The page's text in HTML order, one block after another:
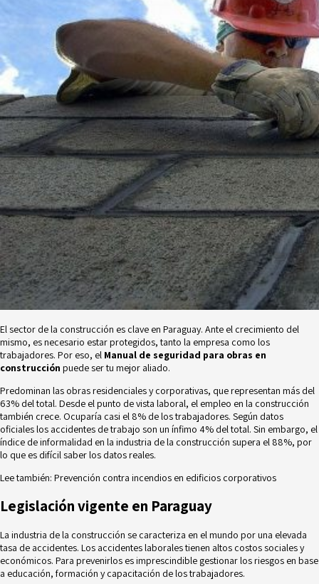
Contacto
Área de clientes
El sector de la construcción es clave en Paraguay. Ante el crecimiento del
mismo, es necesario estar protegidos, tanto la empresa como los
trabajadores. Por eso, el Manual de seguridad para obras en
construcción puede ser tu mejor aliado.
Predominan las obras residenciales y corporativas, que representan más del
63% del total. Desde el punto de vista laboral, el empleo en la construcción
también crece. Ocuparía casi el 8% de los trabajadores. Según datos
oficiales los accidentes de trabajo son un ínfimo 4% del total. Sin embargo, el
índice de informalidad en la industria de la construcción supera el 88%, por
lo que es difícil saber los datos reales.
Lee también: Prevención contra incendios en edificios corporativos
Legislación vigente en Paraguay
La industria de la construcción se caracteriza en el mundo por una elevada
tasa de accidentes. Los accidentes laboralestienen altos costos sociales y
económicos. Para prevenirlos es imprescindible gestionar los riesgos en base
a educación, formación y capacitación de los trabajadores.